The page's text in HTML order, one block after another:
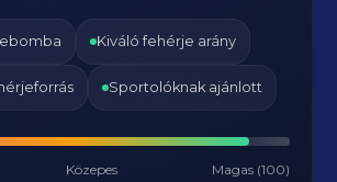
Kiváló fehérje arány
Sportolóknak ajánlott
Közepes Magas (100)